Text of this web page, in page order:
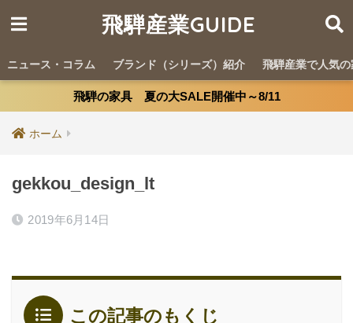
飛騨産業GUIDE
ニュース・コラム ブランド（シリーズ）紹介 飛騨産業で人気の
飛騨の家具 夏の大SALE開催中～8/11
ホーム
gekkou_design_lt
2019年6月14日
この記事のもくじ